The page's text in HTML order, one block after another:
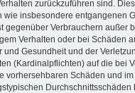
zurückzuführen sind.
wie insbesondere entgangenen
gegenüber Verbrauchern außer
Verhalten oder bei Schäden
und Gesundheit und der
(Kardinalpflichten) auf die bei
vorhersehbaren Schäden und
Durchschnittsschäden